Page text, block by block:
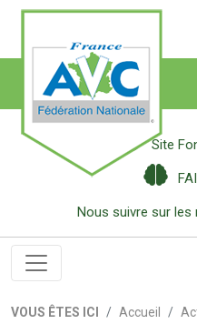
Site
Nous suivre sur les
VOUS ÊTES ICI Accueil